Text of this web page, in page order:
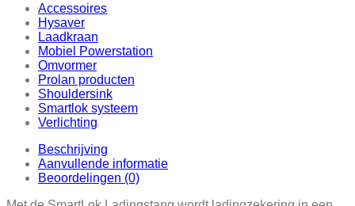
Accessoires
Hysaver
Laadkraan
Mobiel Powerstation
Omvormer
Prolan producten
Shouldersink
Smartlok systeem
Verlichting
Beschrijving
Aanvullende informatie
Beoordelingen (0)